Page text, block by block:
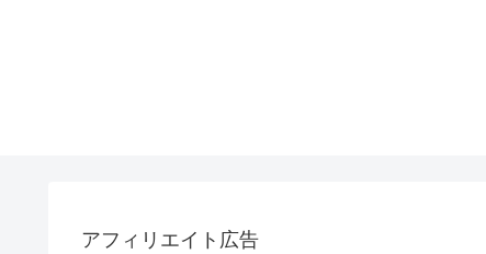
アフィリエイト広告